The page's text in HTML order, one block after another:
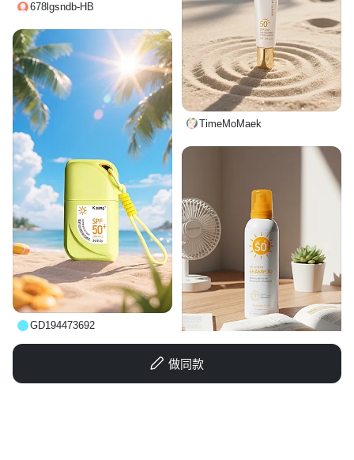
做同款
678lgsndb-HB
TimeMoMaek
GD194473692